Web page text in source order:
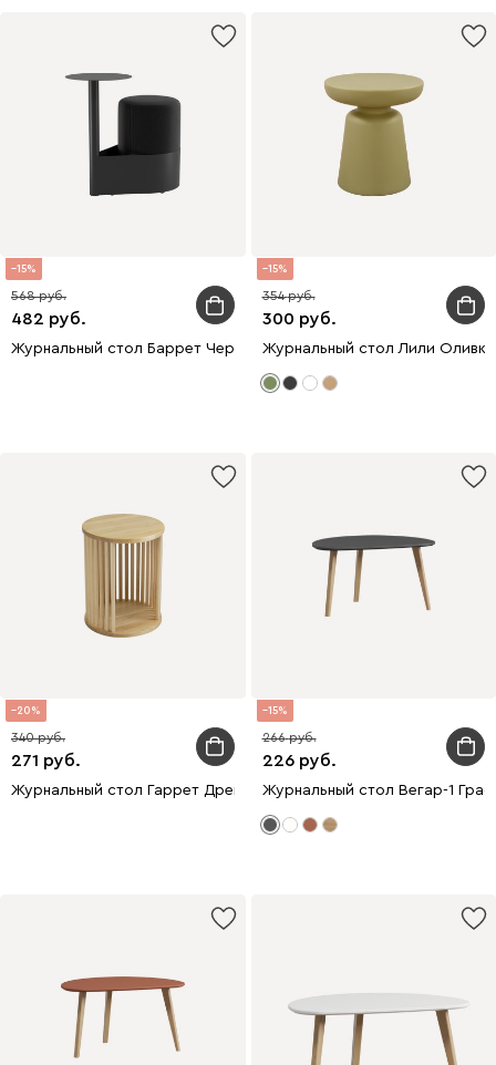
15
482
568
Журнальный стол Баррет Черный
15
300
354
Журнальный стол Лили
20
271
340
Журнальный стол Гаррет Древесный натуральный
15
226
266
Журнальный стол Вегар-1